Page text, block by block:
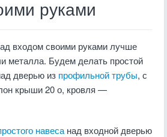
руками
входом своими руками лучше
металла. Будем делать простой
дверью из профильной трубы, с
крыши 20 о, кровля —
навеса над входной дверью